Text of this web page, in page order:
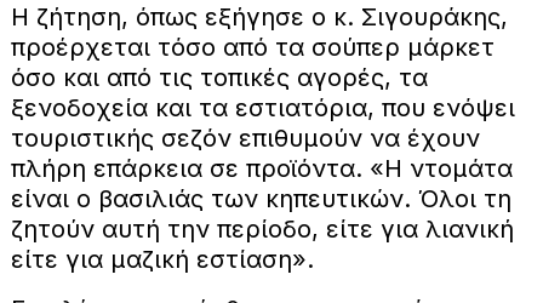
Η ζήτηση, όπως εξήγησε ο κ. Σιγουράκης,
προέρχεται τόσο από τα σούπερ μάρκετ
όσο και από τις τοπικές αγορές, τα
ξενοδοχεία και τα εστιατόρια, που ενόψει
τουριστικής σεζόν επιθυμούν να έχουν
πλήρη επάρκεια σε προϊόντα. «Η ντομάτα
είναι ο βασιλιάς των κηπευτικών. Όλοι τη
ζητούν αυτή την περίοδο, είτε για λιανική
είτε για μαζική εστίαση».